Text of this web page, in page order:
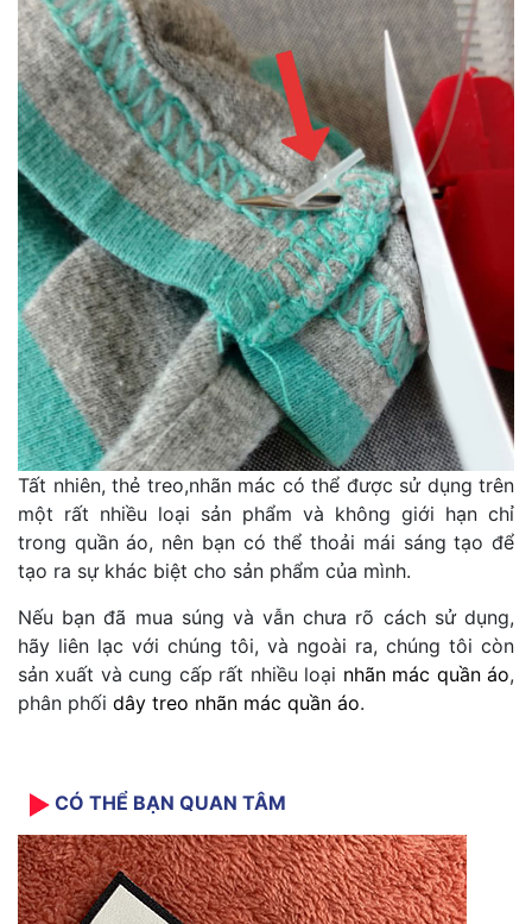
Tất nhiên, thẻ treo,nhãn mác có thể được sử dụng trên
một rất nhiều loại sản phẩm và không giới hạn chỉ
trong quần áo, nên bạn có thể thoải mái sáng tạo để
tạo ra sự khác biệt cho sản phẩm của mình.
Nếu bạn đã mua súng và vẫn chưa rõ cách sử dụng,
hãy liên lạc với chúng tôi, và ngoài ra, chúng tôi còn
sản xuất và cung cấp rất nhiều loại nhãn mác quần áo,
phân phối dây treo nhãn mác quần áo.
CÓ THỂ BẠN QUAN TÂM